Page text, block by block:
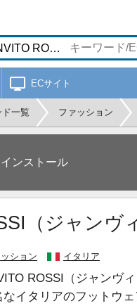
ECサイト
ド一覧 ファッション
ンストール
（ジャンヴ
ション イタリア
ROSSI（ジャンヴ
なイタリアのフットウ